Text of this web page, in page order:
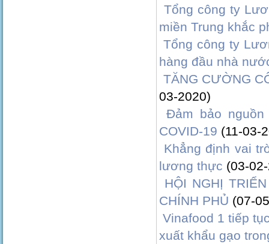
Tổng công ty
miền Trung khắc
Tổng công ty
hàng đầu nhà
TĂNG CƯỜNG
03-2020)
Đảm bảo
COVID-19 (11-03-
Khẳng định vai
lương thực (03-
HỘI NGHỊ
CHÍNH PHỦ (07-
Vinafood 1 tiếp
xuất khẩu gạo